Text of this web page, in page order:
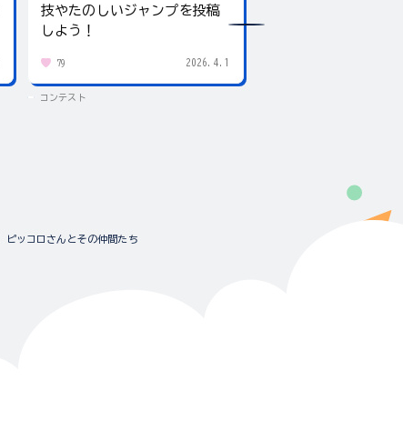
技やたのしいジャンプを投稿
しよう！
79 2026.4.1
コンテスト
ピッコロさんとその仲間たち